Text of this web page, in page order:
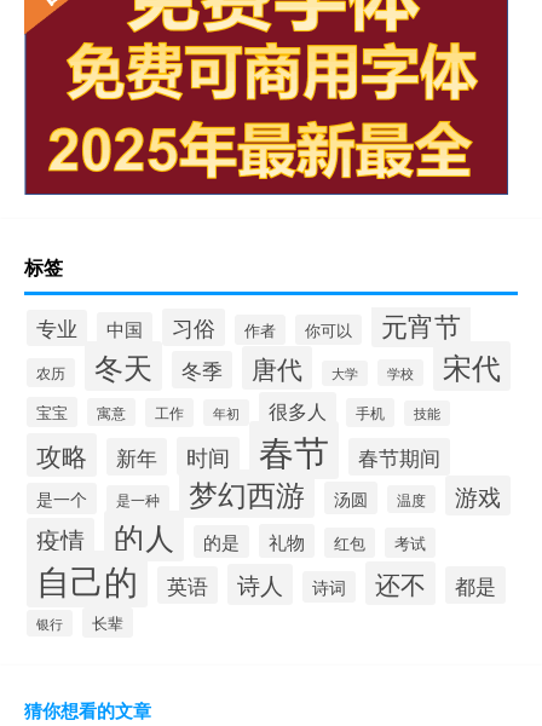
标签
专业 中国 习俗 作者 你可以 元宵节
农历 冬天 冬季 唐代 大学 学校 宋代
宝宝 寓意 工作 年初 很多人 手机 技能
攻略 新年 时间 春节 春节期间
是一个 是一种 梦幻西游 汤圆 温度 游戏
疫情 的人 的是 礼物 红包 考试
自己的 英语 诗人 诗词 还不 都是
银行 长辈
猜你想看的文章